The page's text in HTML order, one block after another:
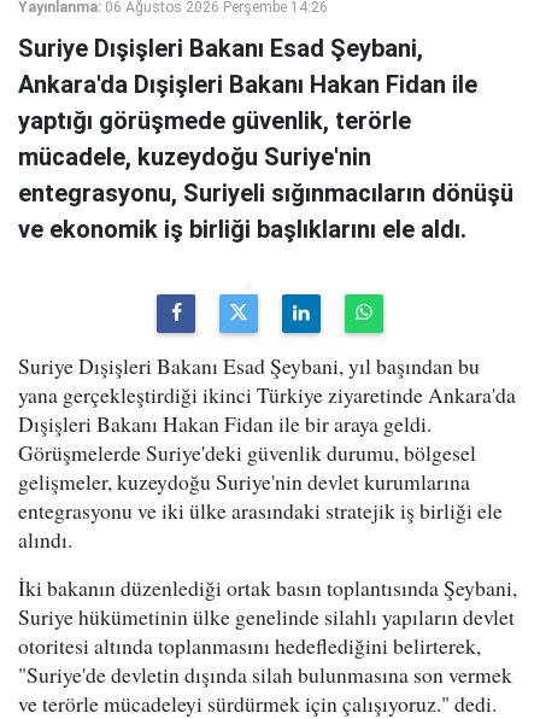
Yayınlanma: 06 Ağustos 2026 Perşembe 14:26
Suriye Dışişleri Bakanı Esad Şeybani,
Ankara'da Dışişleri Bakanı Hakan Fidan ile
yaptığı görüşmede güvenlik, terörle
mücadele, kuzeydoğu Suriye'nin
entegrasyonu, Suriyeli sığınmacıların dönüşü
ve ekonomik iş birliği başlıklarını ele aldı.
Suriye Dışişleri Bakanı Esad Şeybani, yıl başından bu
yana gerçekleştirdiği ikinci Türkiye ziyaretinde Ankara'da
Dışişleri Bakanı Hakan Fidan ile bir araya geldi.
Görüşmelerde Suriye'deki güvenlik durumu, bölgesel
gelişmeler, kuzeydoğu Suriye'nin devlet kurumlarına
entegrasyonu ve iki ülke arasındaki stratejik iş birliği ele
alındı.
İki bakanın düzenlediği ortak basın toplantısında Şeybani,
Suriye hükümetinin ülke genelinde silahlı yapıların devlet
otoritesi altında toplanmasını hedeflediğini belirterek,
"Suriye'de devletin dışında silah bulunmasına son vermek
ve terörle mücadeleyi sürdürmek için çalışıyoruz." dedi.